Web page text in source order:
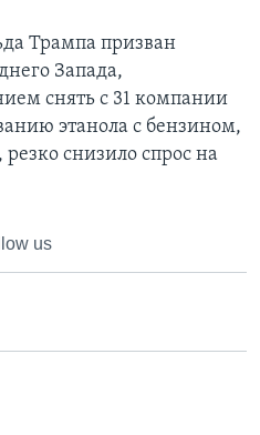
Трампа призван
Запада,
снять с 31 компании
этанола с бензином,
снизило спрос на
us